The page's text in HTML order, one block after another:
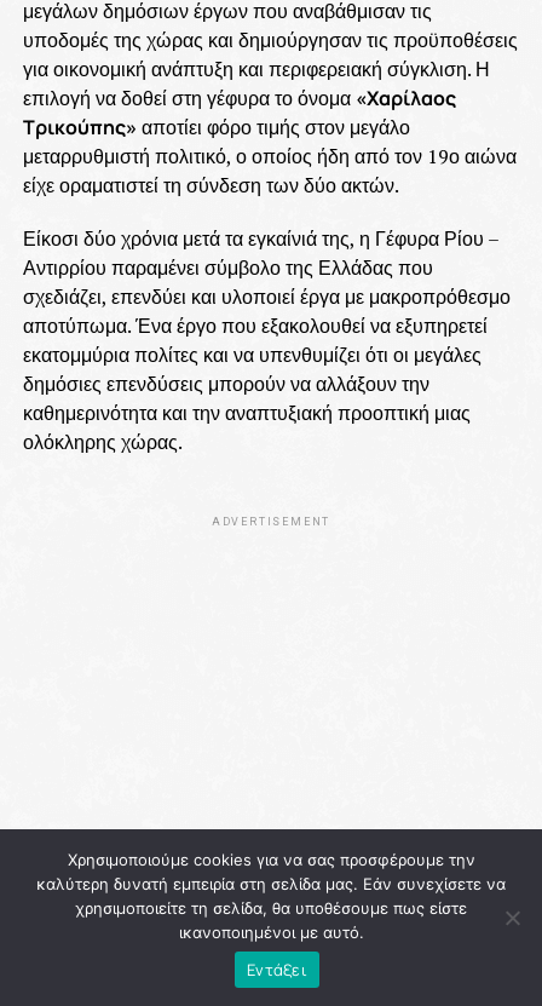
μεγάλων δημόσιων έργων που αναβάθμισαν τις
υποδομές της χώρας και δημιούργησαν τις προϋποθέσεις
για οικονομική ανάπτυξη και περιφερειακή σύγκλιση. Η
επιλογή να δοθεί στη γέφυρα το όνομα «Χαρίλαος
Τρικούπης» αποτίει φόρο τιμής στον μεγάλο
μεταρρυθμιστή πολιτικό, ο οποίος ήδη από τον 19ο αιώνα
είχε οραματιστεί τη σύνδεση των δύο ακτών.
Είκοσι δύο χρόνια μετά τα εγκαίνιά της, η Γέφυρα Ρίου –
Αντιρρίου παραμένει σύμβολο της Ελλάδας που
σχεδιάζει, επενδύει και υλοποιεί έργα με μακροπρόθεσμο
αποτύπωμα. Ένα έργο που εξακολουθεί να εξυπηρετεί
εκατομμύρια πολίτες και να υπενθυμίζει ότι οι μεγάλες
δημόσιες επενδύσεις μπορούν να αλλάξουν την
καθημερινότητα και την αναπτυξιακή προοπτική μιας
ολόκληρης χώρας.
ADVERTISEMENT
Χρησιμοποιούμε cookies για να σας προσφέρουμε την
καλύτερη δυνατή εμπειρία στη σελίδα μας. Εάν συνεχίσετε να
χρησιμοποιείτε τη σελίδα, θα υποθέσουμε πως είστε
ικανοποιημένοι με αυτό.
Εντάξει